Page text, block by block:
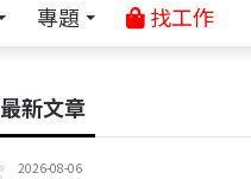
專題 找工作
最新文章
2026-08-06